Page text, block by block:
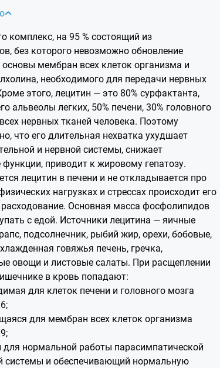
комплекс, на 95 % состоящий из
без которого невозможно обновление
мембран всех клеток организма и
необходимого для передачи нервных
этого, лецитин — это 80% сурфактанта,
альвеолы легких, 50% печени, 30% головного
нервных тканей человека. Поэтому
что его длительная нехватка ухудшает
и нервной системы, снижает
функции, приводит к жировому гепатозу.
лецитин в печени и не откладывается про
нагрузках и стрессах происходит его
расходование. Основная масса фосфолипидов
с едой. Источники лецитина — яичные
подсолнечник, рыбий жир, орехи, бобовые,
говяжья печень, гречка,
овощи и листовые салаты. При расщеплении
в кровь попадают:
для клеток печени и головного мозга
для мембран всех клеток организма
нормальной работы парасимпатической
системы и обеспечивающий нормальную